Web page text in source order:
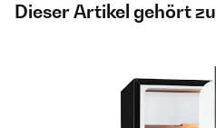
Dieser Artikel gehört zu